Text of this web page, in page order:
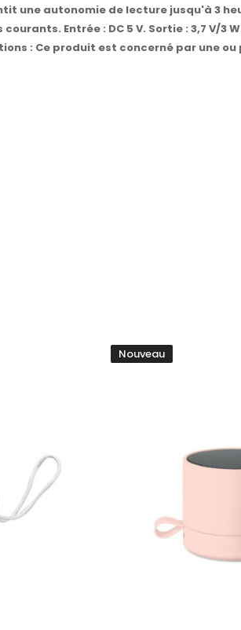
autonomie de lecture jusqu'à 3
Entrée : DC 5 V. Sortie : 3,7 V/3
: Ce produit est concerné par une
Nouveau